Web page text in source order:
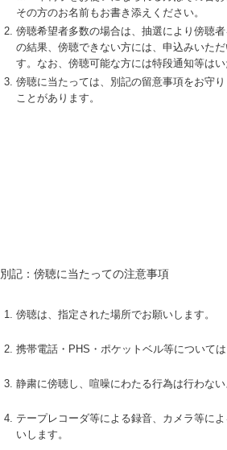
その方のお名前もお書き添えください。
傍聴希望者多数の場合は、抽選により傍聴
の結果、傍聴できない方には、申込みいた
す。なお、傍聴可能な方には特段通知等はい
傍聴に当たっては、別記の留意事項をお守
ことがあります。
別記：傍聴に当たっての注意事項
傍聴は、指定された場所でお願いします。
携帯電話・PHS・ポケットベル等について
静粛に傍聴し、喧噪にわたる行為は行わない
テープレコーダ等による録音、カメラ等に
いします。